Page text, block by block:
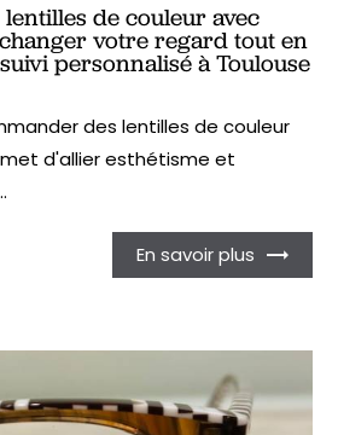
de couleur avec
votre regard tout en
personnalisé à Toulouse
des lentilles de couleur
d'allier esthétisme et
En savoir plus